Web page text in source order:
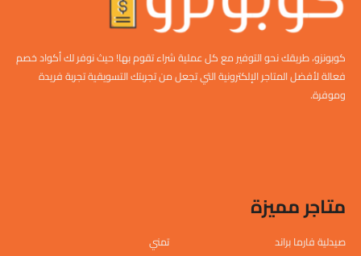
كوبونزو، طريقك نحو التوفير مع كل عملية شراء تقوم بها! حيث نوفر لك أكواد خصم
فعالة لأفضل المتاجر الإلكترونية التي تجعل من تجربتك التسويقية تجربة فريدة
وموفرة.
متاجر مميزة
صيدلية فارما براند
تمني